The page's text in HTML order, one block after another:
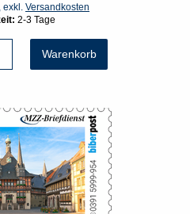
exkl. Versandkosten
2-3 Tage